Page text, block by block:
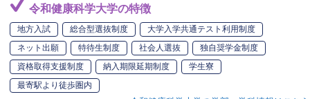
令和健康科学大学の特徴
地方入試 総合型選抜制度
大学入学共通テスト利用制度
ネット出願
特待生制度 社会人選抜
独自奨学金制度
資格取得支援制度
納入期限延期制度
学生寮
最寄駅より徒歩圏内